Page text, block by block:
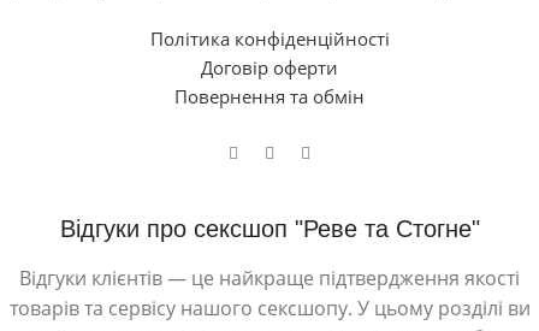
Політика конфіденційності
Договір оферти
Повернення та обмін
Відгуки про сексшоп "Реве та Стогне"
Відгуки клієнтів — це найкраще підтвердження якості
товарів та сервісу нашого сексшопу. У цьому розділі ви